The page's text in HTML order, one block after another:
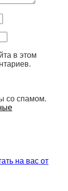
в этом
со спамом.